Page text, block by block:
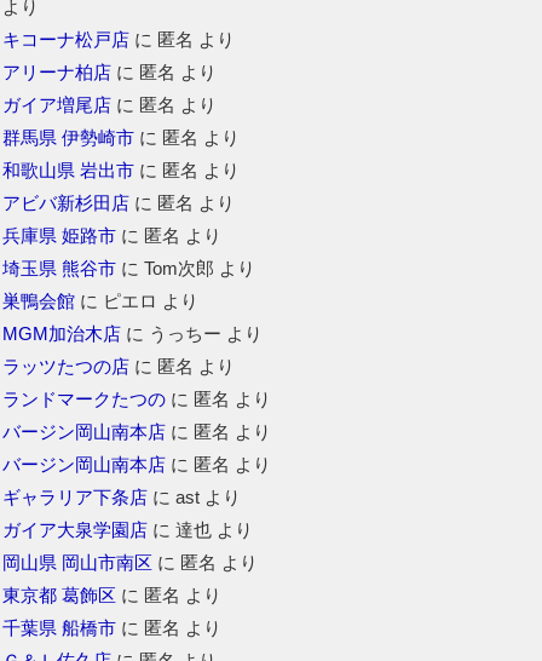
より
キコーナ松戸店 に 匿名 より
アリーナ柏店 に 匿名 より
ガイア増尾店 に 匿名 より
群馬県 伊勢崎市 に 匿名 より
和歌山県 岩出市 に 匿名 より
アビバ新杉田店 に 匿名 より
兵庫県 姫路市 に 匿名 より
埼玉県 熊谷市 にTom次郎 より
巣鴨会館 に ピエロ より
MGM加治木店 に うっちー より
ラッツたつの店 に 匿名 より
ランドマークたつの に 匿名 より
バージン岡山南本店 に 匿名 より
バージン岡山南本店 に 匿名 より
ギャラリア下条店 にast より
ガイア大泉学園店 に達也 より
岡山県 岡山市南区 に 匿名 より
東京都 葛飾区 に 匿名 より
千葉県 船橋市 に 匿名 より